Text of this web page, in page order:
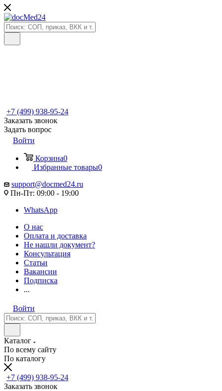
+7 (499) 938-95-24
Заказать звонок
Задать вопрос
Войти
Корзина0
Избранные товары0
support@docmed24.ru
Пн-Пт: 09:00 - 19:00
WhatsApp
О нас
Оплата и доставка
Не нашли документ?
Консультация
Статьи
Вакансии
Подписка
...
Войти
Каталог
По всему сайту
По каталогу
+7 (499) 938-95-24
Заказать звонок